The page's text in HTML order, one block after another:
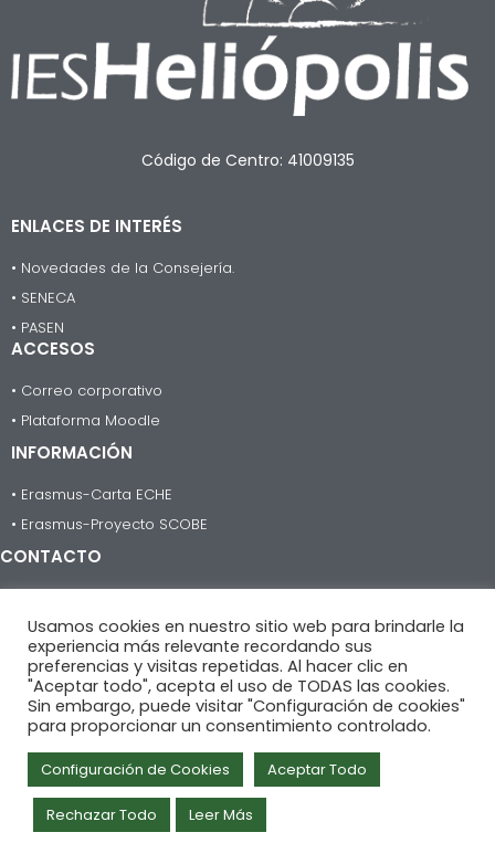
Código de Centro: 41009135
ENLACES DE INTERÉS
• Novedades de la Consejería.
• SENECA
• PASEN
ACCESOS
• Correo corporativo
• Plataforma Moodle
INFORMACIÓN
• Erasmus-Carta ECHE
• Erasmus-Proyecto SCOBE
CONTACTO
informacion@iesheliopolis.com
C/Guadalbullón, nº 1
41013 Sevilla.
Política de privacidad|Cookies
Usamos cookies en nuestro sitio web para brindarle la
experiencia más relevante recordando sus
preferencias y visitas repetidas. Al hacer clic en
"Aceptar todo", acepta el uso de TODAS las cookies.
Sin embargo, puede visitar "Configuración de cookies"
para proporcionar un consentimiento controlado.
Configuración de Cookies Aceptar Todo
Rechazar Todo Leer Más